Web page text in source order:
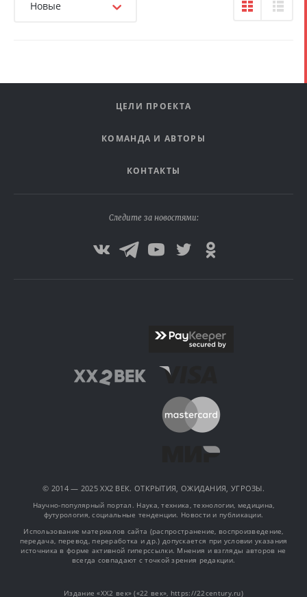
Новые
ЦЕЛИ ПРОЕКТА
КОМАНДА И АВТОРЫ
КОНТАКТЫ
Следите за новостями:
© 2014 — 2025 XX2 ВЕК. ОТКРЫТИЯ, ОЖИДАНИЯ, УГРОЗЫ.
Научно-популярный портал. Наука, техника, технологии, медицина,
футурология, социальные тенденции. Новости и публикации.
Использование материалов сайта (распространение, воспроизведение,
передача, перевод, переработка и др.) допускается при условии указания
источника в форме активной гиперссылки. Мнения и взгляды авторов не
всегда совпадают с точкой зрения редакции.
Издание «XX2 век» («22 век», https://22century.ru)